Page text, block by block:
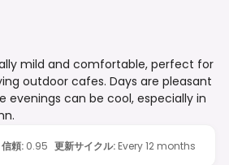
mild and comfortable, perfect for
outdoor cafes. Days are pleasant
evenings can be cool, especially in
信頼: 0.95 更新サイクル: Every 12 months